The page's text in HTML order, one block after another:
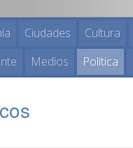
Ciudades Cultura
Medios Política